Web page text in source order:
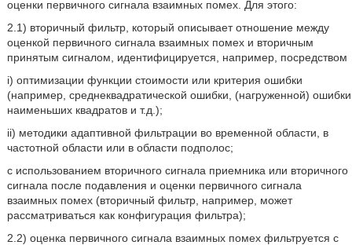
оценки первичного сигнала взаимных помех. Для этого:
2.1) вторичный фильтр, который описывает отношение между
оценкой первичного сигнала взаимных помех и вторичным
принятым сигналом, идентифицируется, например, посредством
i) оптимизации функции стоимости или критерия ошибки
(например, среднеквадратической ошибки, (нагруженной) ошибки
наименьших квадратов и т.д.);
ii) методики адаптивной фильтрации во временной области, в
частотной области или в области подполос;
с использованием вторичного сигнала приемника или вторичного
сигнала после подавления и оценки первичного сигнала
взаимных помех (вторичный фильтр, например, может
рассматриваться как конфигурация фильтра);
2.2) оценка первичного сигнала взаимных помех фильтруется с